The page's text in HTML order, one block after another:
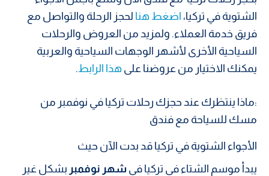
الشتوية في تركيا، اضغط هنا لحجز الرحلة والتواصل مع
فريق خدمة العملاء. ولمزيد من العروض والرحلات
السياحية الأخرى لأشهر الوجهات السياحية والعربية
يمكنك الاختيار من عروضنا على هذا الرابط.
:ماذا ينتظرك عند حجزك رحلات تركيا في نوفمبر من
مسك للسياحة مع فندق
الأجواء الشتوية في تركيا قد بدت الآن حيث
يبدأ موسم الشتاء في تركيا في شهر نوفمبر بشكل غير